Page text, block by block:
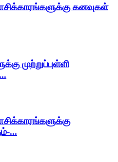
கனவுகள்
முற்றுப்புள்ளி
...